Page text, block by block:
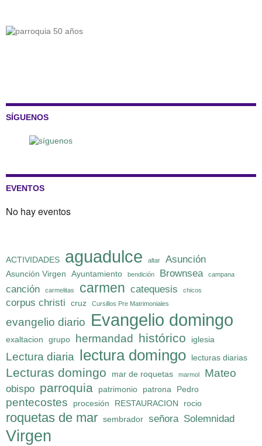
SÍGUENOS
EVENTOS
No hay eventos
ACTIVIDADES aguadulce altar Asunción
Asunción Virgen Ayuntamiento bendición Brownsea campana
canción carmelitas carmen catequesis chicos
corpus christi cruz Cursillos Pre Matrimoniales
evangelio diario Evangelio domingo
exaltacion grupo hermandad histórico iglesia
Lectura diaria lectura domingo lecturas diarias
Lecturas domingo mar de roquetas marmol Mateo
obispo parroquia patrimonio patrona Pedro
pentecostes procesión RESTAURACION rocio
roquetas de mar sembrador señora Solemnidad
Virgen